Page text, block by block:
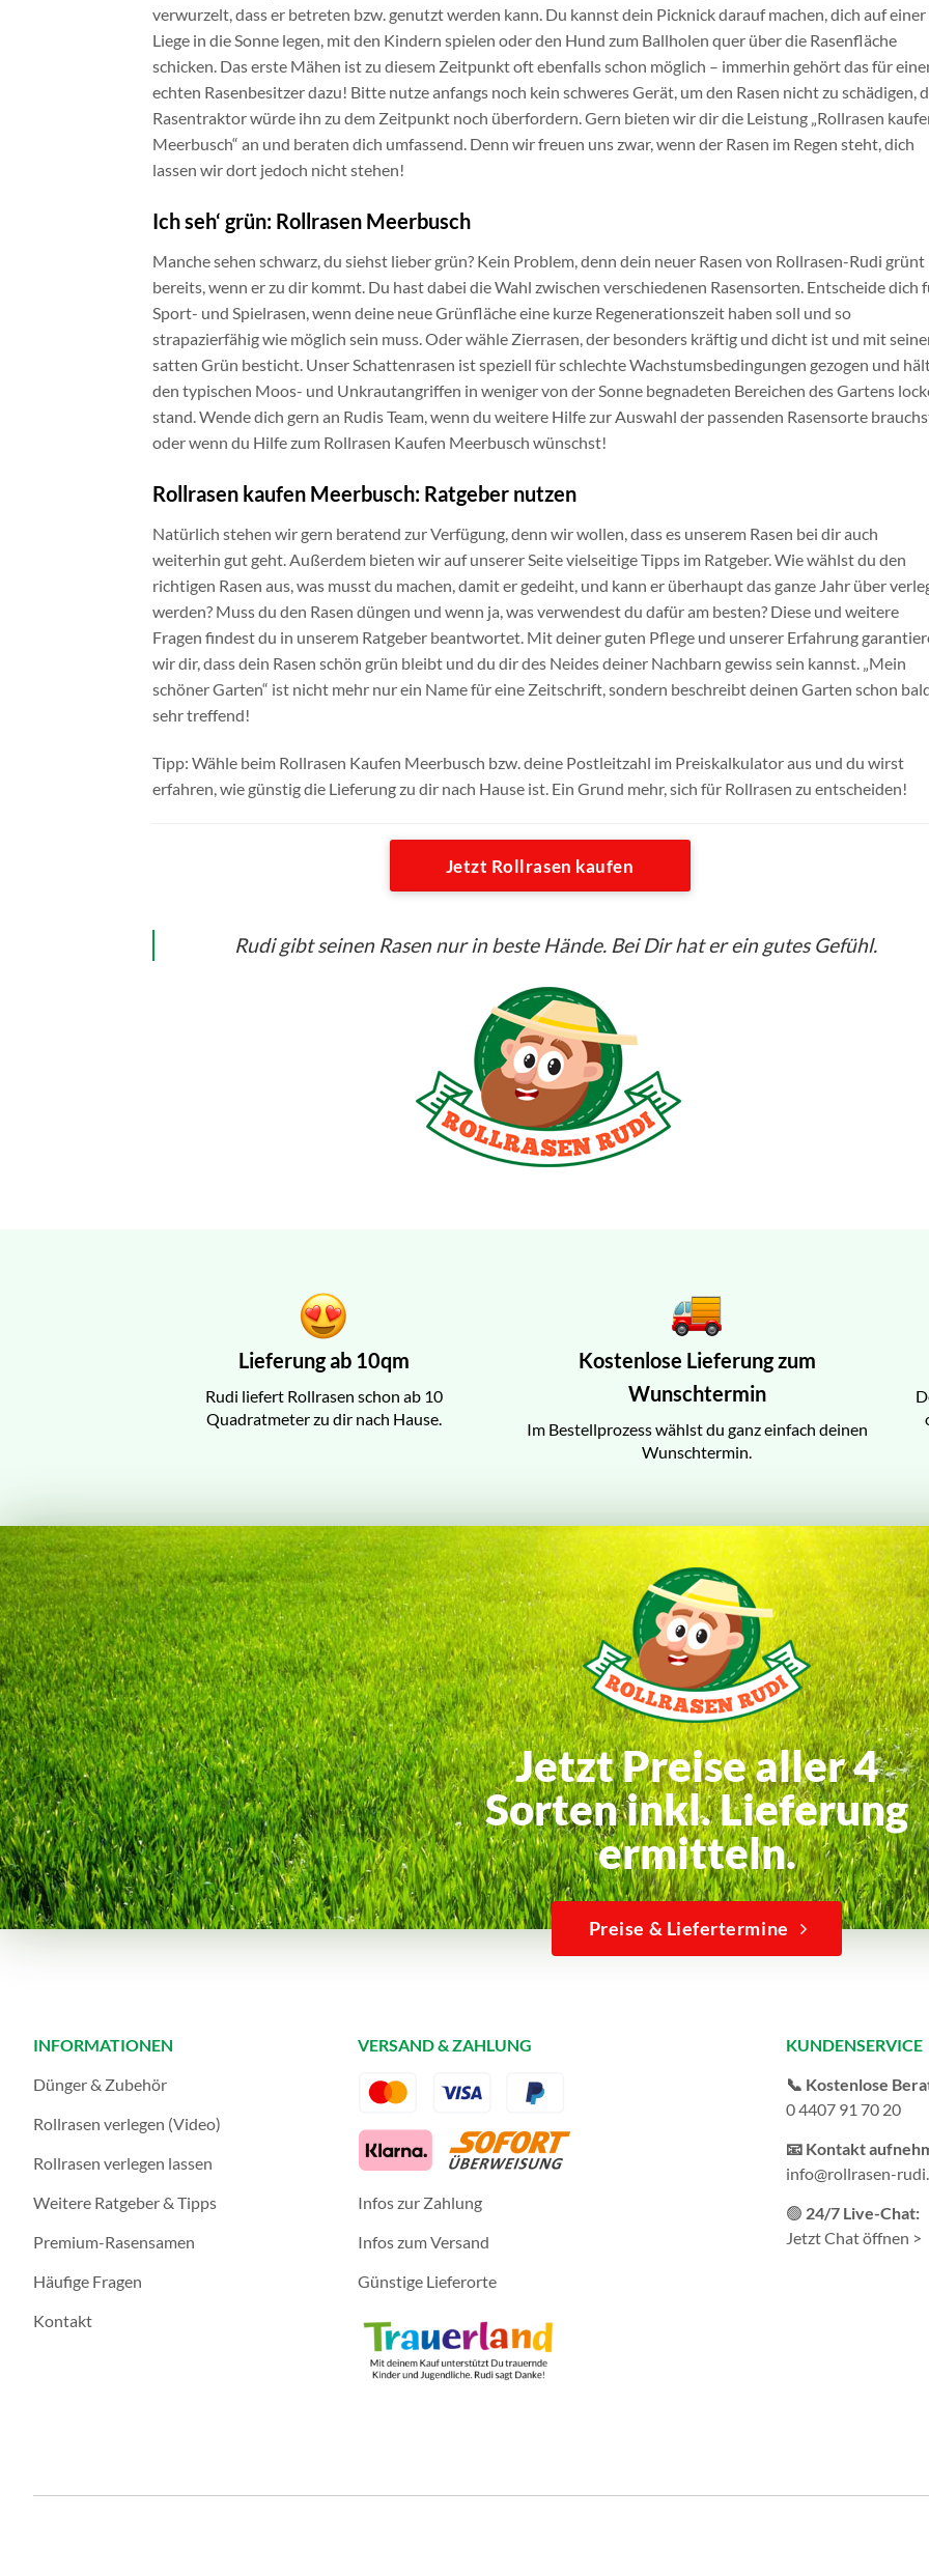
verwurzelt, dass er betreten bzw. genutzt werden kann. Du kannst dein Picknick darauf machen, dich auf einer
Liege in die Sonne legen, mit den Kindern spielen oder den Hund zum Ballholen quer über die Rasenfläche
schicken. Das erste Mähen ist zu diesem Zeitpunkt oft ebenfalls schon möglich – immerhin gehört das für
echten Rasenbesitzer dazu! Bitte nutze anfangs noch kein schweres Gerät, um den Rasen nicht zu schädigen,
Rasentraktor würde ihn zu dem Zeitpunkt noch überfordern. Gern bieten wir dir die Leistung „Rollrasen
Meerbusch“ an und beraten dich umfassend. Denn wir freuen uns zwar, wenn der Rasen im Regen steht, dich
lassen wir dort jedoch nicht stehen!
Ich seh‘ grün: Rollrasen Meerbusch
Manche sehen schwarz, du siehst lieber grün? Kein Problem, denn dein neuer Rasen von Rollrasen-Rudi grünt
bereits, wenn er zu dir kommt. Du hast dabei die Wahl zwischen verschiedenen Rasensorten. Entscheide dich
Sport- und Spielrasen, wenn deine neue Grünfläche eine kurze Regenerationszeit haben soll und so
strapazierfähig wie möglich sein muss. Oder wähle Zierrasen, der besonders kräftig und dicht ist und mit
satten Grün besticht. Unser Schattenrasen ist speziell für schlechte Wachstumsbedingungen gezogen und
den typischen Moos- und Unkrautangriffen in weniger von der Sonne begnadeten Bereichen des Gartens
stand. Wende dich gern an Rudis Team, wenn du weitere Hilfe zur Auswahl der passenden Rasensorte
oder wenn du Hilfe zum Rollrasen Kaufen Meerbusch wünschst!
Rollrasen kaufen Meerbusch: Ratgeber nutzen
Natürlich stehen wir gern beratend zur Verfügung, denn wir wollen, dass es unserem Rasen bei dir auch
weiterhin gut geht. Außerdem bieten wir auf unserer Seite vielseitige Tipps im Ratgeber. Wie wählst du den
richtigen Rasen aus, was musst du machen, damit er gedeiht, und kann er überhaupt das ganze Jahr über
werden? Muss du den Rasen düngen und wenn ja, was verwendest du dafür am besten? Diese und weitere
Fragen findest du in unserem Ratgeber beantwortet. Mit deiner guten Pflege und unserer Erfahrung
wir dir, dass dein Rasen schön grün bleibt und du dir des Neides deiner Nachbarn gewiss sein kannst. „Mein
schöner Garten“ ist nicht mehr nur ein Name für eine Zeitschrift, sondern beschreibt deinen Garten schon
sehr treffend!
Tipp: Wähle beim Rollrasen Kaufen Meerbusch bzw. deine Postleitzahl im Preiskalkulator aus und du wirst
erfahren, wie günstig die Lieferung zu dir nach Hause ist. Ein Grund mehr, sich für Rollrasen zu entscheiden!
Jetzt Rollrasen kaufen
Rudi gibt seinen Rasen nur in beste Hände. Bei Dir hat er ein gutes Gefühl.
Lieferung ab 10qm
Rudi liefert Rollrasen schon ab 10
Quadratmeter zu dir nach Hause.
Kostenlose Lieferung zum
Wunschtermin
Im Bestellprozess wählst du ganz einfach deinen
Wunschtermin.
Jetzt Preise aller 4
Sorten inkl. Lieferung
ermitteln.
Preise & Liefertermine
INFORMATIONEN
Dünger & Zubehör
Rollrasen verlegen (Video)
Rollrasen verlegen lassen
Weitere Ratgeber & Tipps
Premium-Rasensamen
Häufige Fragen
Kontakt
VERSAND & ZAHLUNG
Infos zur Zahlung
Infos zum Versand
Günstige Lieferorte
KUNDENSERVICE
📞 Kostenlose
0 4407 91 70 20
📧 Kontakt
info@rollrasen-
🟢 24/7 Live-Chat:
Jetzt Chat öffnen >